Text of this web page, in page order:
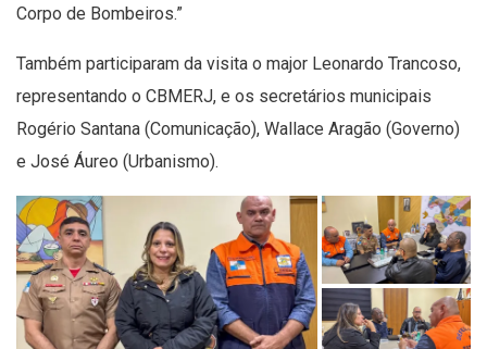
Corpo de Bombeiros.”
Também participaram da visita o major Leonardo Trancoso,
representando o CBMERJ, e os secretários municipais
Rogério Santana (Comunicação), Wallace Aragão (Governo)
e José Áureo (Urbanismo).